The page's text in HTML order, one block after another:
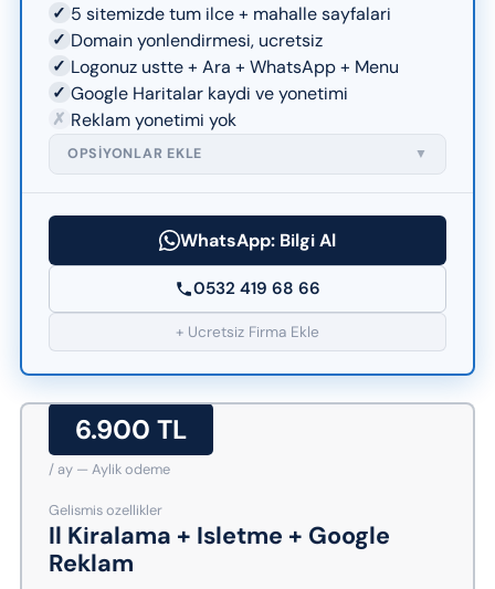
✓ 5 sitemizde tum ilce + mahalle sayfalari
✓ Domain yonlendirmesi, ucretsiz
✓ Logonuz ustte + Ara + WhatsApp + Menu
✓ Google Haritalar kaydi ve yonetimi
✗ Reklam yonetimi yok
OPSIYONLAR EKLE ▼
WhatsApp: Bilgi Al
0532 419 68 66
+ Ucretsiz Firma Ekle
6.900 TL
/ ay — Aylik odeme
Gelismis ozellikler
Il Kiralama + Isletme + Google
Reklam